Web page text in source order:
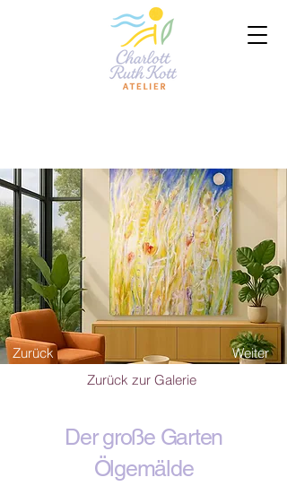
Zurück
Weiter
Zurück zur Galerie
Der große Garten
Ölgemälde